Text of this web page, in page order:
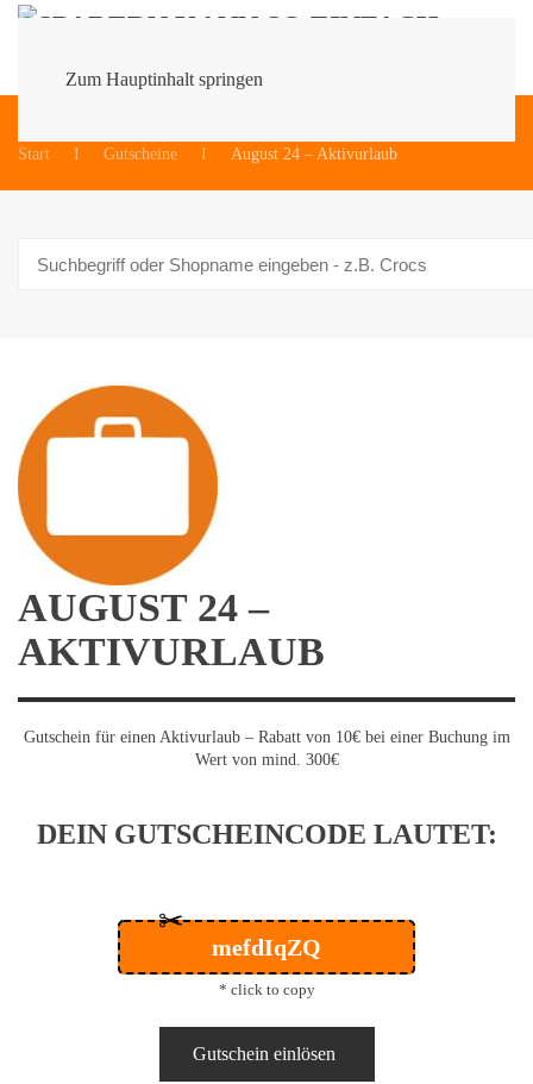
Zum Hauptinhalt springen
Start
Gutscheine August 24 – Aktivurlaub
AUGUST 24 –
AKTIVURLAUB
Gutschein für einen Aktivurlaub – Rabatt von 10€ bei einer Buchung im
Wert von mind. 300€
DEIN GUTSCHEINCODE LAUTET:
✂
mefdIqZQ
* click to copy
Gutschein einlösen